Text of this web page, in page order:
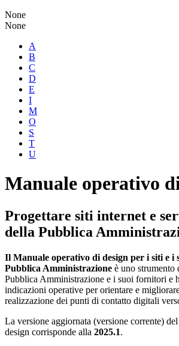
None
None
A
B
C
D
E
I
M
O
S
T
U
Manuale operativo
Progettare siti internet e
della Pubblica
Il Manuale operativo di design per i siti e i
Pubblica Amministrazione è uno strumento
Pubblica Amministrazione e i suoi fornitori e
indicazioni operative per orientare e
realizzazione dei punti di contatto digitali
La versione aggiornata (versione corrente)
design corrisponde alla 2025.1.